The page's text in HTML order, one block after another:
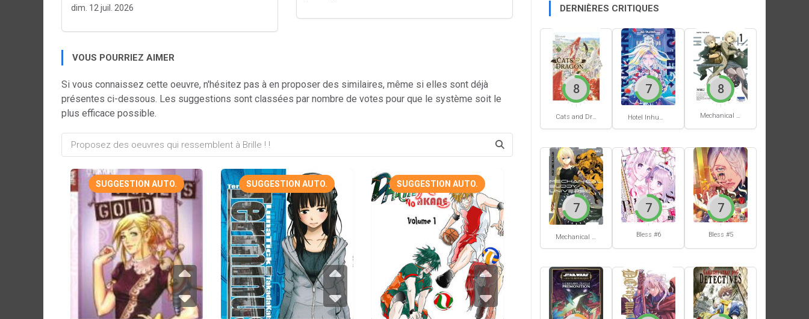
dim. 12 juil. 2026
VOUS POURRIEZ AIMER
Si vous connaissez cette oeuvre, n'hésitez pas à en proposer des similaires, même si elles sont déjà
présentes ci-dessous. Les suggestions sont classées par nombre de votes pour que le système soit le
plus efficace possible.
SUGGESTION AUTO. SUGGESTION AUTO. SUGGESTION AUTO.
DERNIÈRES CRITIQUES
Cats and Dragon #3
8
Hotel Inhumans #1
7 8
7
Bless #6
7
Bless #5
7